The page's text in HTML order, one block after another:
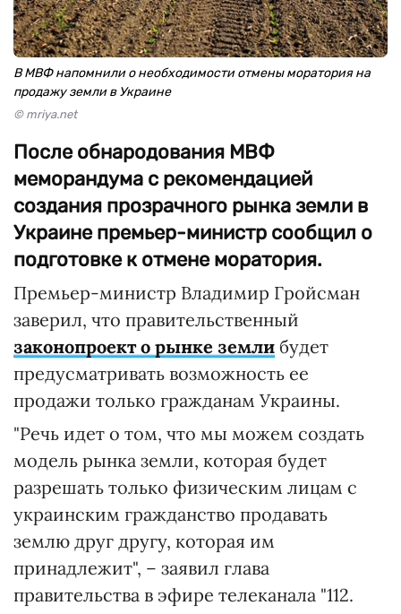
В МВФ напомнили о необходимости отмены моратория на
продажу земли в Украине
© mriya.net
После обнародования МВФ
меморандума с рекомендацией
создания прозрачного рынка земли в
Украине премьер-министр сообщил о
подготовке к отмене моратория.
Премьер-министр Владимир Гройсман
заверил, что правительственный
законопроект о рынке земли будет
предусматривать возможность ее
продажи только гражданам Украины.
"Речь идет о том, что мы можем создать
модель рынка земли, которая будет
разрешать только физическим лицам с
украинским гражданство продавать
землю друг другу, которая им
принадлежит", – заявил глава
правительства в эфире телеканала "112.